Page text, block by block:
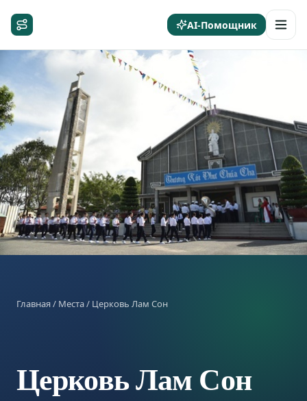
AI-Помощник
Главная/ Места/ Церковь Лам Сон
Церковь Лам Сон